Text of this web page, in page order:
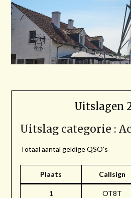
Uitslagen
Uitslag categorie :
Totaal aantal geldige QSO’s
Plaats Callsign
1 OT8T